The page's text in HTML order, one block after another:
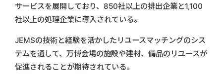
サービスを展開しており、850社以上の排出企業と1,100
社以上の処理企業に導入されている。
JEMSの技術と経験を活かしたリユースマッチングのシス
テムを通して、万博会場の施設や建材、備品のリユースが
促進されることが期待されている。